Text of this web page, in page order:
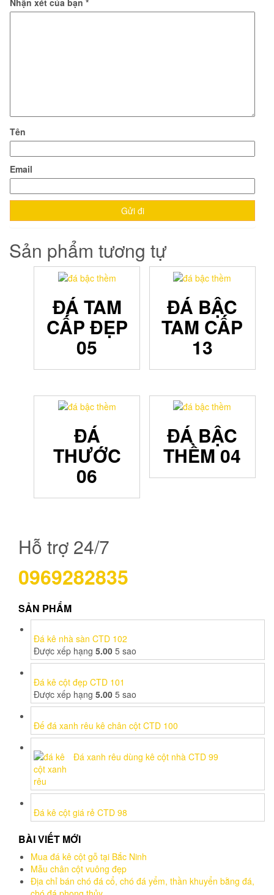
Nhận xét của bạn *
Tên
Email
Sản phẩm tương tự
ĐÁ TAM
CẤP ĐẸP
05
ĐÁ BẬC
TAM CẤP
13
ĐÁ
THƯỚC
06
ĐÁ BẬC
THỀM 04
Hỗ trợ 24/7
0969282835
SẢN PHẨM
Đá kê nhà sàn CTD 102
Được xếp hạng 5.00 5 sao
Đá kê cột đẹp CTD 101
Được xếp hạng 5.00 5 sao
Đế đá xanh rêu kê chân cột CTD 100
Đá xanh rêu dùng kê cột nhà CTD 99
Đá kê cột giá rẻ CTD 98
BÀI VIẾT MỚI
Mua đá kê cột gỗ tại Bắc Ninh
Mẫu chân cột vuông đẹp
Địa chỉ bán chó đá cổ, chó đá yểm, thần khuyển bằng đá,